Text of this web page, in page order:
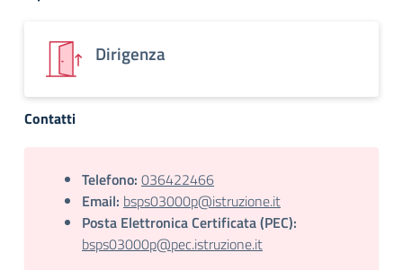
Dirigenza
Contatti
Telefono: 036422466
Email: bsps03000p@istruzione.it
Posta Elettronica Certificata (PEC):
bsps03000p@pec.istruzione.it